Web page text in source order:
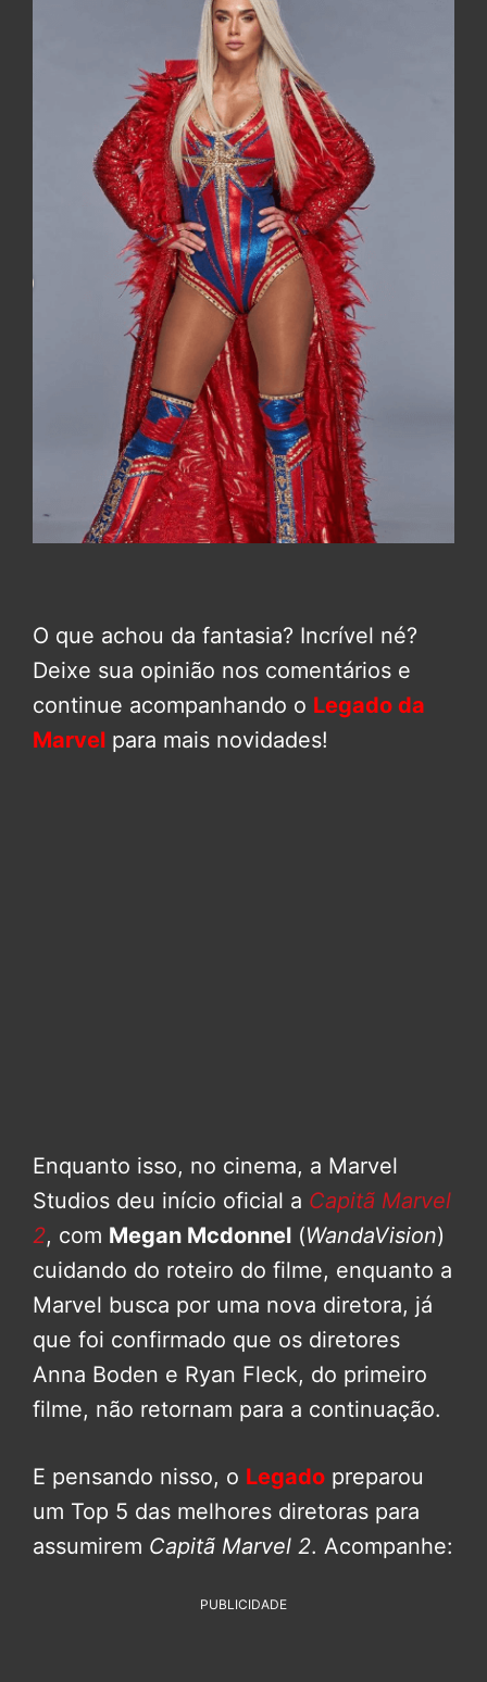
O que achou da fantasia? Incrível né?
Deixe sua opinião nos comentários e
continue acompanhando o Legado da
Marvel para mais novidades!
Enquanto isso, no cinema, a Marvel
Studios deu início oficial a Capitã Marvel
2, com Megan Mcdonnel (WandaVision)
cuidando do roteiro do filme, enquanto a
Marvel busca por uma nova diretora, já
que foi confirmado que os diretores
Anna Boden e Ryan Fleck, do primeiro
filme, não retornam para a continuação.
E pensando nisso, o Legado preparou
um Top 5 das melhores diretoras para
assumirem Capitã Marvel 2. Acompanhe:
PUBLICIDADE